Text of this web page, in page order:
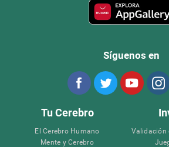
Síguenos en
Tu Cerebro
El Cerebro Humano
Mente y Cerebro
Validación